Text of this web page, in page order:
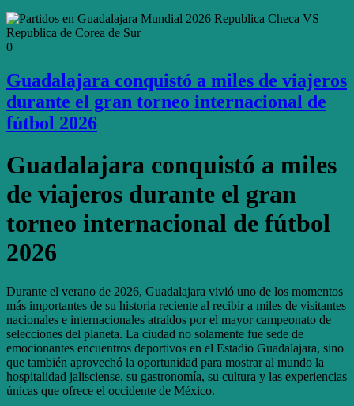
0
Guadalajara conquistó a miles de viajeros
durante el gran torneo internacional de
fútbol 2026
Guadalajara conquistó a miles
de viajeros durante el gran
torneo internacional de fútbol
2026
Durante el verano de 2026, Guadalajara vivió uno de los momentos
más importantes de su historia reciente al recibir a miles de visitantes
nacionales e internacionales atraídos por el mayor campeonato de
selecciones del planeta. La ciudad no solamente fue sede de
emocionantes encuentros deportivos en el Estadio Guadalajara, sino
que también aprovechó la oportunidad para mostrar al mundo la
hospitalidad jalisciense, su gastronomía, su cultura y las experiencias
únicas que ofrece el occidente de México.